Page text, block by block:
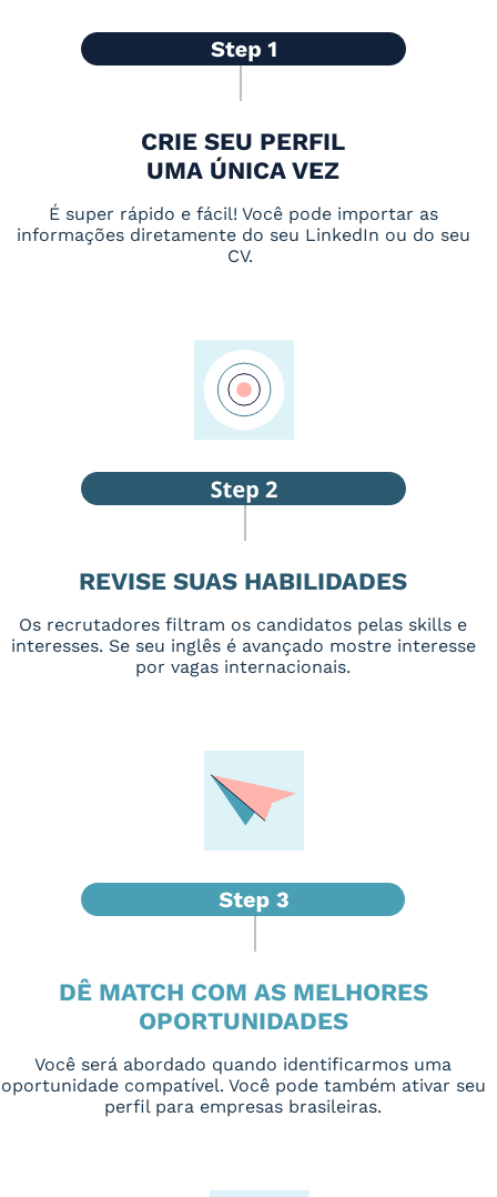
CRIE SEU PERFIL
UMA ÚNICA VEZ
É super rápido e fácil! Você pode importar as
informações diretamente do seu LinkedIn ou do seu
CV.
REVISE SUAS HABILIDADES
Os recrutadores filtram os candidatos pelas skills e
interesses. Se seu inglês é avançado mostre interesse
por vagas internacionais.
DÊ MATCH COM AS MELHORES
OPORTUNIDADES
Você será abordado quando identificarmos uma
oportunidade compatível. Você pode também ativar seu
perfil para empresas brasileiras.